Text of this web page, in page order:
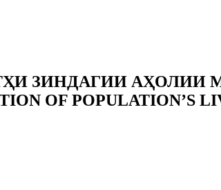
ЗИНДАГИИ
OF POPULATION’S